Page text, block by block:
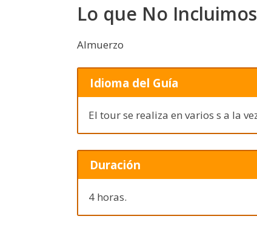
Lo que No Incluimos
Almuerzo
Idioma del Guía
El tour se realiza en varios s a la
Duración
4 horas.